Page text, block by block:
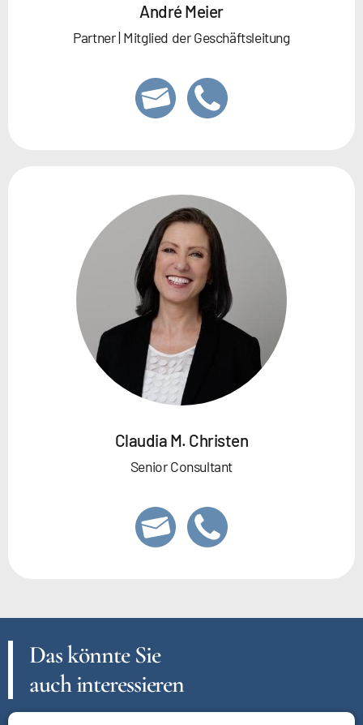
André Meier
Partner | Mitglied der Geschäftsleitung
Claudia M. Christen
Senior Consultant
Das könnte Sie
auch interessieren